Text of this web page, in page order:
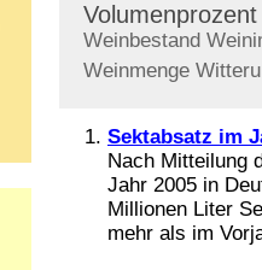
Volumenprozent
Weinbestand
Weinmenge
Sektabsatz im
Nach Mitteilung
Jahr 2005 in
Millionen Liter
mehr als im